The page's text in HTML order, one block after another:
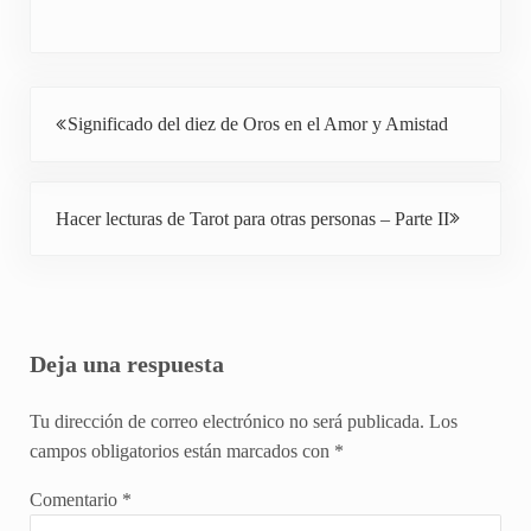
Significado del diez de Oros en el Amor y Amistad
Hacer lecturas de Tarot para otras personas – Parte II
Deja una respuesta
Tu dirección de correo electrónico no será publicada. Los
campos obligatorios están marcados con *
Comentario *